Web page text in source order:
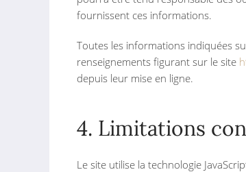
fournissent ces informations.
Toutes les informations indiquées
renseignements figurant sur le site
depuis leur mise en ligne.
4. Limitations
Le site utilise la technologie